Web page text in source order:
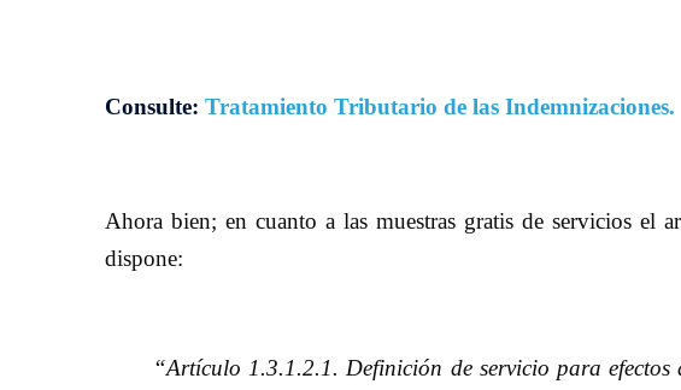
Consulte: Tratamiento Tributario de las Indemnizaciones.
Ahora bien; en cuanto a las muestras gratis de servicios
dispone:
“Artículo 1.3.1.2.1. Definición de servicio para